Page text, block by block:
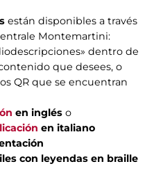
están disponibles a través
Montemartini:
dentro de
que desees, o
QR que se encuentran
en ingléso
en italiano
con leyendas en braille